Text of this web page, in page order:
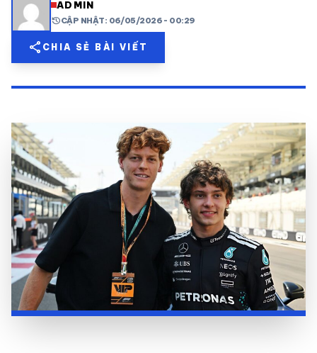
share mail
ADMIN
historyCẬP NHẬT: 06/05/2026 - 00:29
share CHIA SẺ BÀI VIẾT